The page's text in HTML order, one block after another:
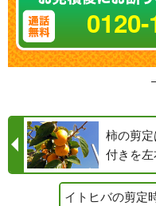
柿の剪
付きを
イトヒバの剪定